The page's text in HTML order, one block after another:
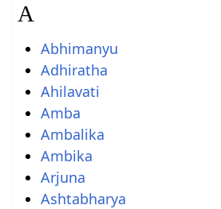
A
Abhimanyu
Adhiratha
Ahilavati
Amba
Ambalika
Ambika
Arjuna
Ashtabharya